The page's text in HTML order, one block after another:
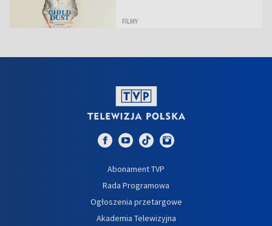
FILMY
Abonament TVP
Rada Programowa
Ogłoszenia przetargowe
Akademia Telewizyjna